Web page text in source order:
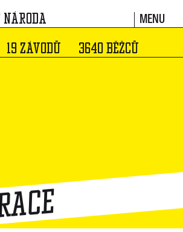
MENU
19 ZÁVODŮ 3640 BĚŽCŮ